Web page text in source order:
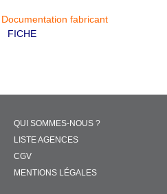
Documentation fabricant
FICHE
QUI SOMMES-NOUS ?
LISTE AGENCES
CGV
MENTIONS LÉGALES